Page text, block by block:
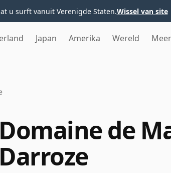
u surft vanuit Verenigde Staten.Wissel van site
Japan Amerika Wereld Meer
Domaine de
Darroze